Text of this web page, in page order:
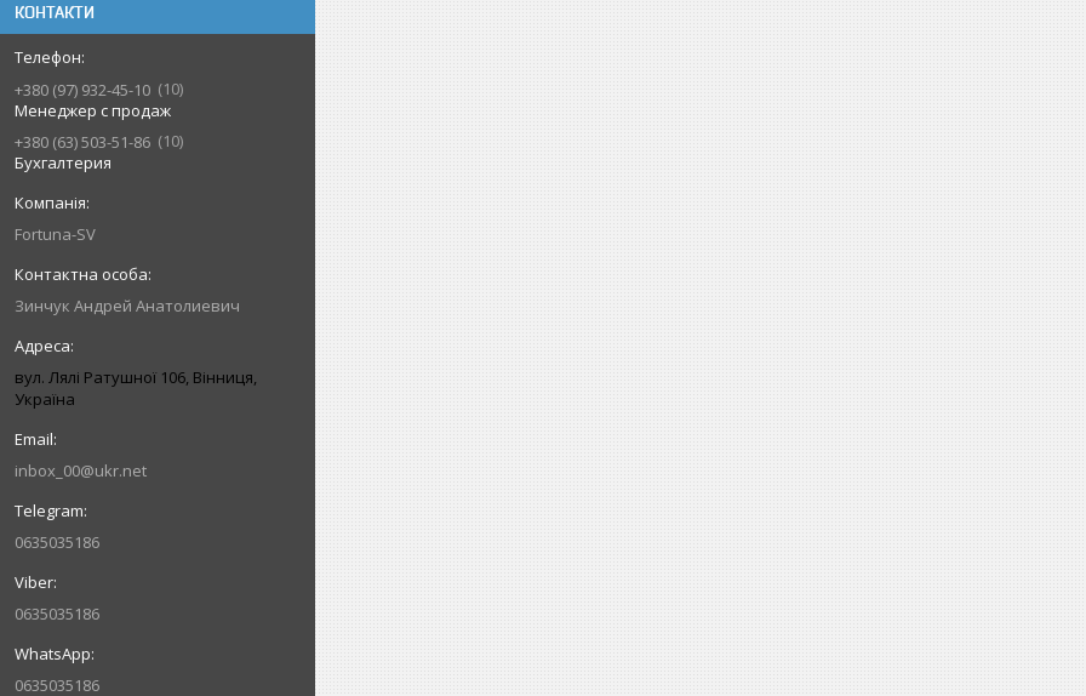
КОНТАКТИ
+380 (97) 932-45-10
10
Менеджер с продаж
+380 (63) 503-51-86
10
Бухгалтерия
Fortuna-SV
Зинчук Андрей Анатолиевич
вул. Лялі Ратушної 106, Вінниця,
Україна
inbox_00@ukr.net
0635035186
0635035186
0635035186